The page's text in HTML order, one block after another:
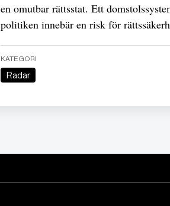
en omutbar rättsstat. Ett
politiken innebär en risk för
KATEGORI
Radar